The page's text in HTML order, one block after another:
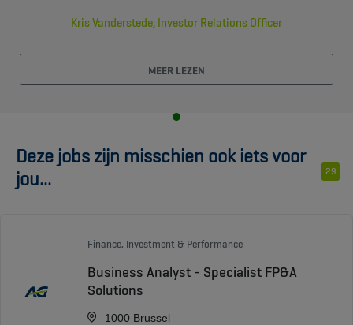
Kris Vanderstede, Investor Relations Officer
MEER LEZEN
Deze jobs zijn misschien ook iets voor
jou...
29
Finance, Investment & Performance
Business Analyst - Specialist FP&A
Solutions
1000 Brussel